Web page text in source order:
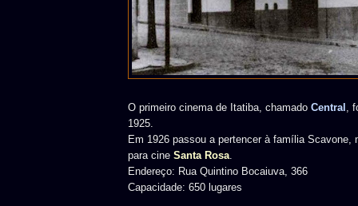
O primeiro cinema de Itatiba, chamado Central ,
1925.
Em 1926 passou a pertencer à família Scavone,
para cine Santa Rosa
Endereço: Rua Quintino Bocaiuva, 366
Capacidade: 650 lugares